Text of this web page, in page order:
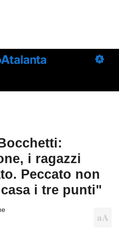
i ragazzi
Peccato non
i tre punti"